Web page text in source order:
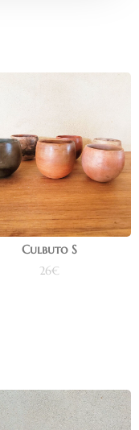
Culbuto S
26€